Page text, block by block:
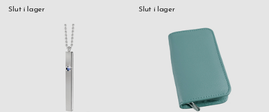
Slut i lager Slut i lager